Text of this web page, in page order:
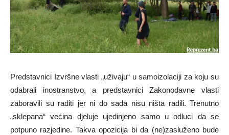
Predstavnici Izvršne vlasti „uživaju“ u samoizolaciji za koju su
odabrali inostranstvo, a predstavnici Zakonodavne vlasti
zaboravili su raditi jer ni do sada nisu ništa radili. Trenutno
„sklepana“ većina djeluje ujedinjeno samo u odluci da se
potpuno razjedine. Takva opozicija bi da (ne)zasluženo bude